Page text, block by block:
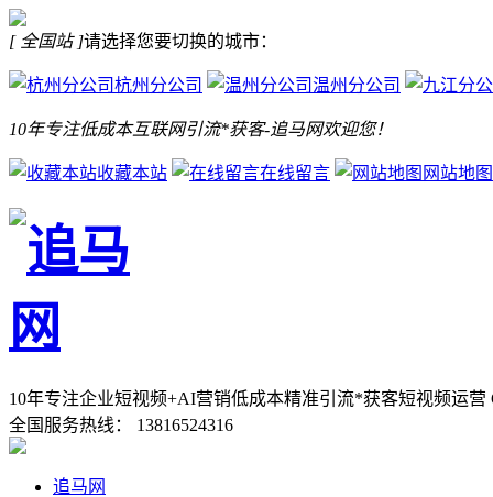
[ 全国站 ]请选择您要切换的城市：
杭州分公司 温州分公司
10年专注低成本互联网引流*获客-追马网欢迎您！
收藏本站 在线留言 网站地图
10年专注企业短视频+AI营销低成本精准引流*获客短视频运营
全国服务热线： 13816524316
追马网